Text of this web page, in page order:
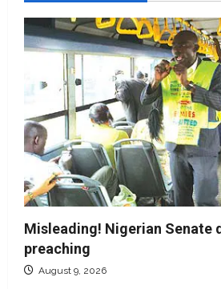
Misleading! Nigerian Senate
preaching
August 9, 2026